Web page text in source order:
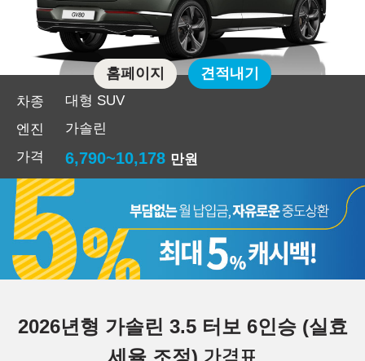
차종
대형 SUV
엔진
가솔린
가격
6,790~10,178 만원
홈페이지 견적내기
2026년형 가솔린 3.5 터보 6인승 (실효